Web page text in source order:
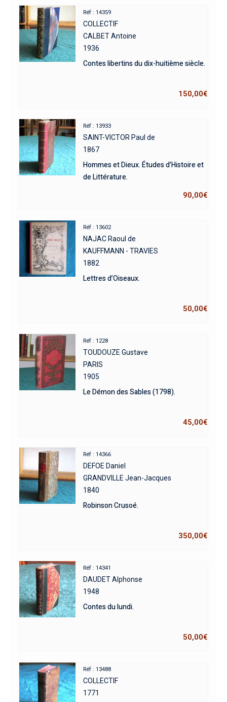
Réf : 14359
COLLECTIF
CALBET Antoine
1936
Contes libertins du dix-huitième siècle.
150,00€
Réf : 13933
SAINT-VICTOR Paul de
1867
Hommes et Dieux. Études d’Histoire et
de Littérature.
90,00€
Réf : 13602
NAJAC Raoul de
KAUFFMANN - TRAVIES
1882
Lettres d’Oiseaux.
50,00€
Réf : 1228
TOUDOUZE Gustave
PARIS
1905
Le Démon des Sables (1798).
45,00€
Réf : 14366
DEFOE Daniel
GRANDVILLE Jean-Jacques
1840
Robinson Crusoé.
350,00€
Réf : 14341
DAUDET Alphonse
1948
Contes du lundi.
50,00€
Réf : 13488
COLLECTIF
1771